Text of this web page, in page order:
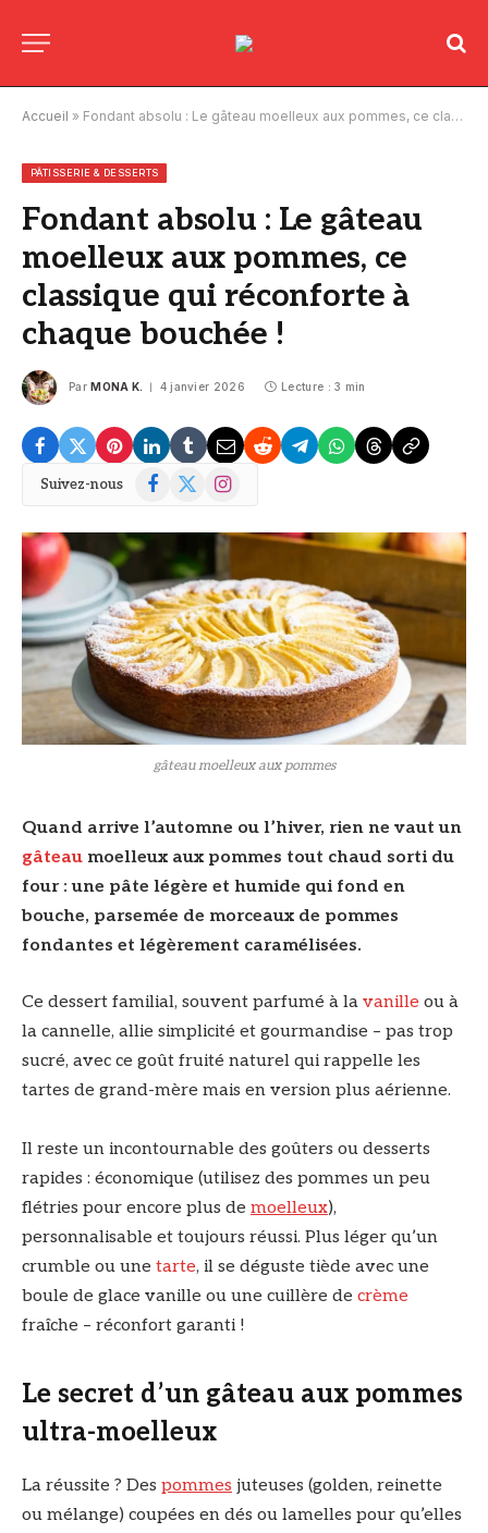
Accueil » Fondant absolu : Le gâteau moelleux aux pommes, ce classique qui réconforte à chaque bouchée !
PÂTISSERIE & DESSERTS
Fondant absolu : Le gâteau
moelleux aux pommes, ce
classique qui réconforte à
chaque bouchée !
Par MONA K. 4 janvier 2026 Lecture : 3 min
Suivez-nous Facebook
X
Instagram
gâteau moelleux aux pommes
Quand arrive l’automne ou l’hiver, rien ne vaut un
gâteau moelleux aux pommes tout chaud sorti du
four : une pâte légère et humide qui fond en
bouche, parsemée de morceaux de pommes
fondantes et légèrement caramélisées.
Ce dessert familial, souvent parfumé à la vanille ou à
la cannelle, allie simplicité et gourmandise – pas trop
sucré, avec ce goût fruité naturel qui rappelle les
tartes de grand-mère mais en version plus aérienne.
Il reste un incontournable des goûters ou desserts
rapides : économique (utilisez des pommes un peu
flétries pour encore plus de moelleux),
personnalisable et toujours réussi. Plus léger qu’un
crumble ou une tarte, il se déguste tiède avec une
boule de glace vanille ou une cuillère de crème
fraîche – réconfort garanti !
Le secret d’un gâteau aux pommes
ultra-moelleux
La réussite ? Des pommes juteuses (golden, reinette
ou mélange) coupées en dés ou lamelles pour qu’elles